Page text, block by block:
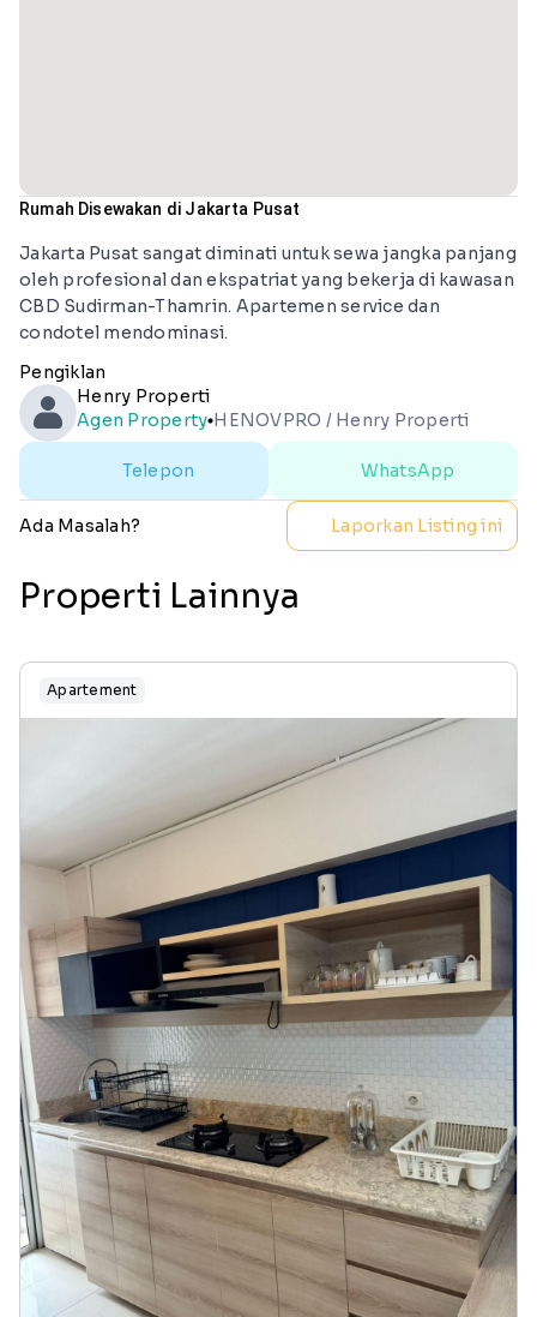
Rumah Disewakan di Jakarta Pusat
Jakarta Pusat sangat diminati untuk sewa jangka panjang
oleh profesional dan ekspatriat yang bekerja di kawasan
CBD Sudirman-Thamrin. Apartemen service dan
condotel mendominasi.
Pengiklan
Henry Properti
Agen Propertylens HENOVPRO / Henry Properti
Telepon WhatsApp
Ada Masalah? Laporkan Listing ini
Properti Lainnya
Apartement